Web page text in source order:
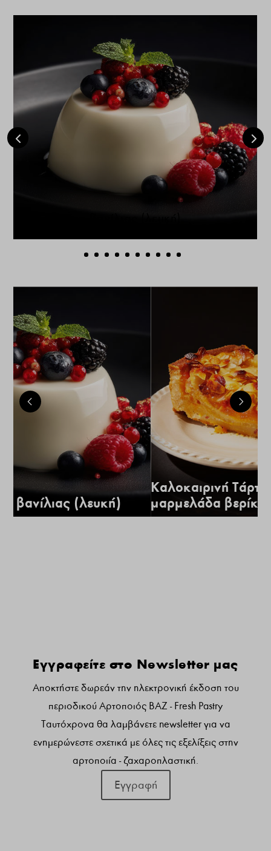
βανίλιας (λευκή)
Καλοκαιρινή
μαρμελάδα
Εγγραφείτε στο Newsletter μας
Αποκτήστε δωρεάν την ηλεκτρονική έκδοση του
περιοδικού Αρτοποιός ΒΑΖ - Fresh Pastry
Ταυτόχρονα θα λαμβάνετε newsletter για να
ενημερώνεστε σχετικά με όλες τις εξελίξεις στην
αρτοποιία - ζαχαροπλαστική.
Εγγραφή